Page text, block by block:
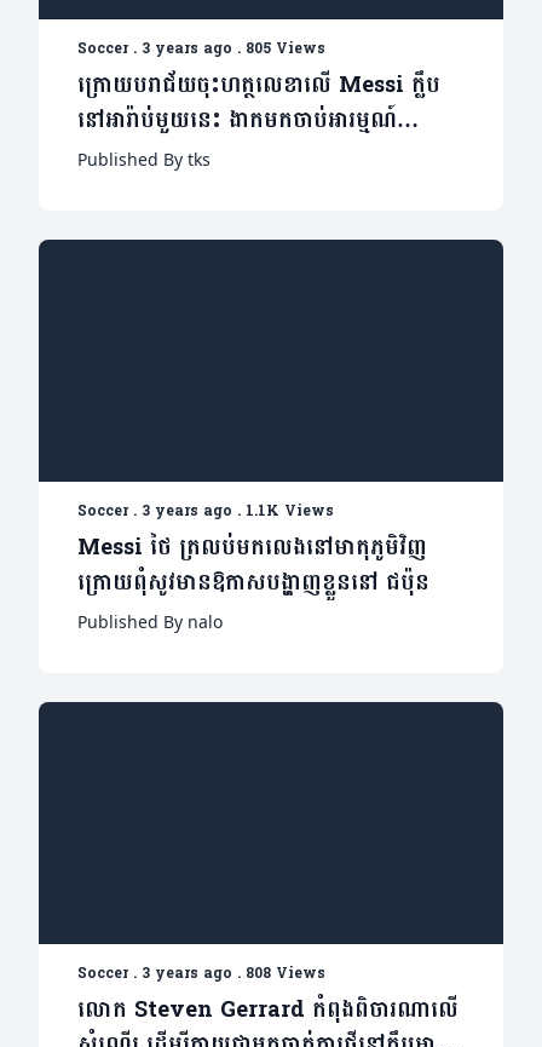
Soccer. 3 years ago . 805 Views
ក្រោយបរាជ័យចុះហត្ថលេខាលើ Messi ក្លឹប
នៅអារ៉ាប់មួយនេះ ងាកមកចាប់អារម្មណ៍
Neymar វិញម្តង ដោយផ្តល់ប្រាក់កប់ពពក
Published By tks
Soccer. 3 years ago . 1.1K Views
Messi ថៃ ត្រលប់មកលេងនៅមាតុភូមិវិញ
ក្រោយពុំសូវមានឱកាសបង្ហាញខ្លួននៅ ជប៉ុន
Published By nalo
Soccer. 3 years ago . 808 Views
លោក Steven Gerrard កំពុងពិចារណាលើ